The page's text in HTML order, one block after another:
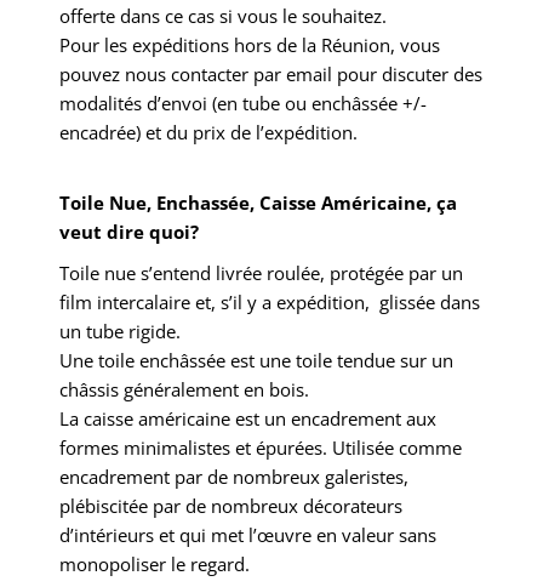
offerte dans ce cas si vous le souhaitez.
Pour les expéditions hors de la Réunion, vous
pouvez nous contacter par email pour discuter des
modalités d’envoi (en tube ou enchâssée +/-
encadrée) et du prix de l’expédition.
Toile Nue, Enchassée, Caisse Américaine, ça
veut dire quoi?
Toile nue s’entend livrée roulée, protégée par un
film intercalaire et, s’il y a expédition, glissée dans
un tube rigide.
Une toile enchâssée est une toile tendue sur un
châssis généralement en bois.
La caisse américaine est un encadrement aux
formes minimalistes et épurées. Utilisée comme
encadrement par de nombreux galeristes,
plébiscitée par de nombreux décorateurs
d’intérieurs et qui met l’œuvre en valeur sans
monopoliser le regard.